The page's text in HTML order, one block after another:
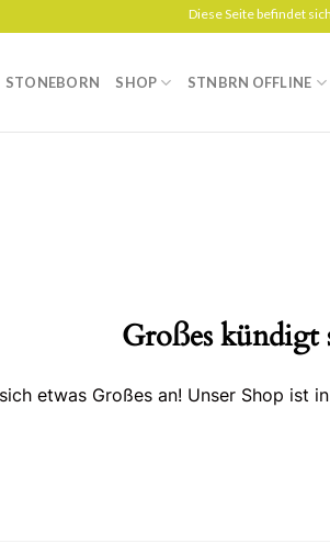
Diese Seite befindet sich
STONEBORN SHOP STNBRN OFFLINE
Großes kündigt
etwas Großes an! Unser Shop ist